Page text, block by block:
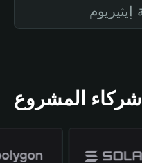
شركاء المشروع